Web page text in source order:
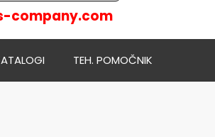
company.com
TEH. POMOČNIK